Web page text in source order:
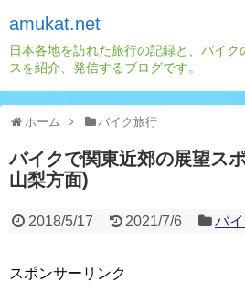
amukat.net
日本各地を訪れた旅行の記録と、バイ
スを紹介、発信するブログです。
ホーム バイク旅行
バイクで関東近郊の展望ス
山梨方面)
2018/5/17 2021/7/6 バ
スポンサーリンク